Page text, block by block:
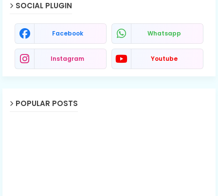
SOCIAL PLUGIN
Facebook Whatsapp
Instagram Youtube
POPULAR POSTS